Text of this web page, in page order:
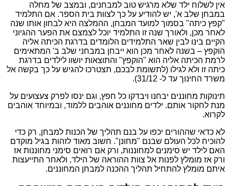
אין לשלוח ילד שלא מרגיש טוב למבחנים, ובמצב של מחלה
במבחן שלב א', יש להודיע על כך לצוות בית הספר. אם התלמיד
"קפץ כיתה" בסמוך למועד המבחן, ההמלצה היא לבחון אותו שנה
לאחר מכן, ולאורך שנה זו התלמיד יוכל לצמצם את הפער ההגיוני
הקיים בינו לבין שאר התלמידים הלומדים בדרגת הכיתה אליה
הוקפץ – בשנה לאחר מכן הוא ייבחן במבחני שלב ב' המתאימים
לרמת הכיתה אליה הוא "הוקפץ" והתוצאות יושוו לילדים בדרגת
כיתה זו ולא לגילו (לתשומת לבכם, תצטרכו להגיש על כך בקשה אל
משרד החינוך עד ל- 31/12).
תינוקות מחוננים יבחנו ויבדקו כל חפץ, וגם ינסו לפרק צעצועים על
מנת לחקור אותם. ילדים מחוננים אוהבים ללמוד, ובמיוחד אוהבים
לקרוא.
לא כדאי שההורים יכפו על בנם תהליך של הכנות למבחן, רק כדי
להוכיח לכל העולם שבנם "מחונן". חשוב מאוד לזהות בגיל מוקדם
האם לילד יש סימנים למחוננות, ורק אם רואים סימני מחוננות אז
ורק אז מומלץ לפנות אל צוות ההוראה של הילד, ולאחר התייעצות
איתם מומלץ להתחיל תהליך ההכנה למבחן המחוננים.